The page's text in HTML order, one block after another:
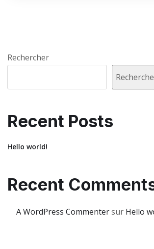
Rechercher
Recent Posts
Hello world!
Recent
A WordPress Commentersur Hello